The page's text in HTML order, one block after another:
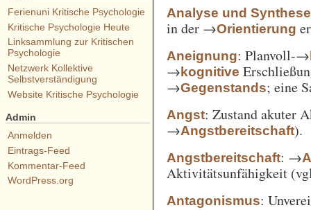
Analyse und Synthese
in der →Orientierung
Aneignung: Planvoll-→
→kognitive
→Gegenstands; eine
Angst: Zustand akuter
→Angstbereitschaft).
Angstbereitschaft: →
Aktivitätsunfähigkeit
Antagonismus:
Ferienuni Kritische Psychologie
Kritische Psychologie Heute
Linksammlung zur Kritischen
Psychologie
Netzwerk Kollektive
Selbstverständigung
Website Kritische Psychologie
Admin
Anmelden
Eintrags-Feed
Kommentar-Feed
WordPress.org